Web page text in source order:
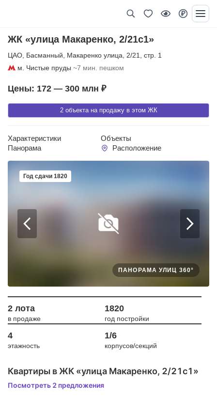
ЖК «улица Макаренко, 2/21с1»
ЦАО Басманный Макаренко улица 2/21
стр. 1
м. Чистые пруды ~7 мин. пешком
2 объекта на продажу в этом ЖК
Цены: 172 — 300 млн ₽
Характеристики
Объекты
Панорама
Расположение
Год сдачи 1820
ПАНОРАМА УЛИЦ 360°
2 лота
в продаже
1820
год постройки
4
этажность
1/6
корпусов/секций
Квартиры в ЖК «улица Макаренко, 2/21с1»
Посмотреть 2 предложения